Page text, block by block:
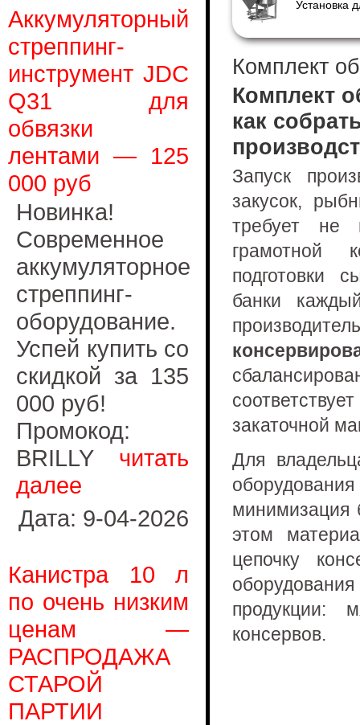
Аккумуляторный
стреппинг-
инструмент JDC
Q31 для
обвязки
лентами — 125
000 руб
Новинка!
Современное
аккумуляторное
стреппинг-
оборудование.
Успей купить со
скидкой за 135
000 руб!
Промокод:
BRILLY читать
далее
Дата: 9-04-2026
Канистра 10 л
по очень низким
ценам —
РАСПРОДАЖА
СТАРОЙ
ПАРТИИ
Комплект
Комплект
как
Запуск
закусок,
требует не
грамотной
подготовки
банки
закаточной
Для
минимизация
этом
цепочку
продукции:
консервов.